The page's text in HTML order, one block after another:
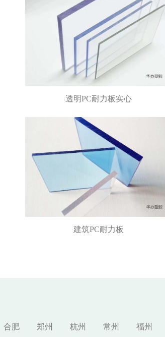
透明PC耐力板实心
建筑PC耐力板
合肥 郑州 杭州 常州 福州